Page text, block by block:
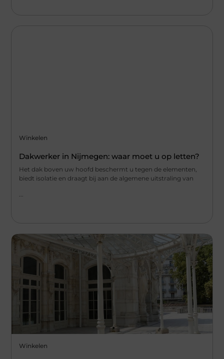
Winkelen
Dakwerker in Nijmegen: waar moet u op letten?
Het dak boven uw hoofd beschermt u tegen de elementen,
biedt isolatie en draagt bij aan de algemene uitstraling van
...
Winkelen